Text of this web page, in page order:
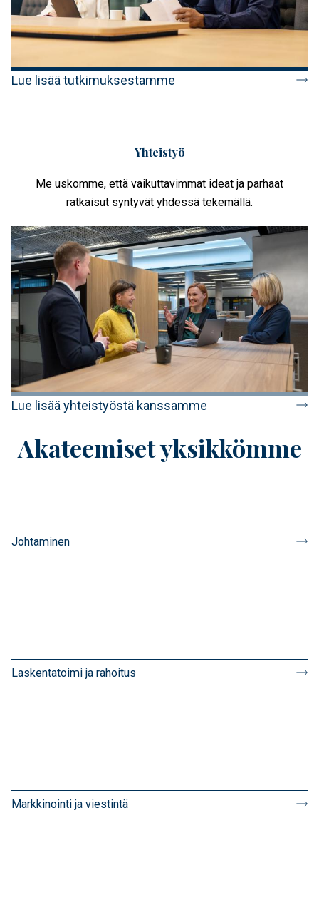
Lue lisää tutkimuksestamme
Yhteistyö
Me uskomme, että vaikuttavimmat ideat ja parhaat
ratkaisut syntyvät yhdessä tekemällä.
Lue lisää yhteistyöstä kanssamme
Akateemiset yksikkömme
Johtaminen
Laskentatoimi ja rahoitus
Markkinointi ja viestintä